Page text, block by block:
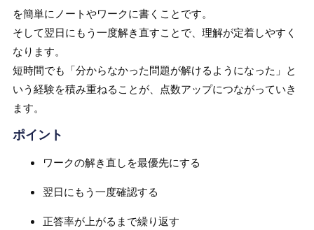
を簡単にノートやワークに書くことです。
そして翌日にもう一度解き直すことで、理解が定着しやすく
なります。
短時間でも「分からなかった問題が解けるようになった」と
いう経験を積み重ねることが、点数アップにつながっていき
ます。
ポイント
ワークの解き直しを最優先にする
翌日にもう一度確認する
正答率が上がるまで繰り返す